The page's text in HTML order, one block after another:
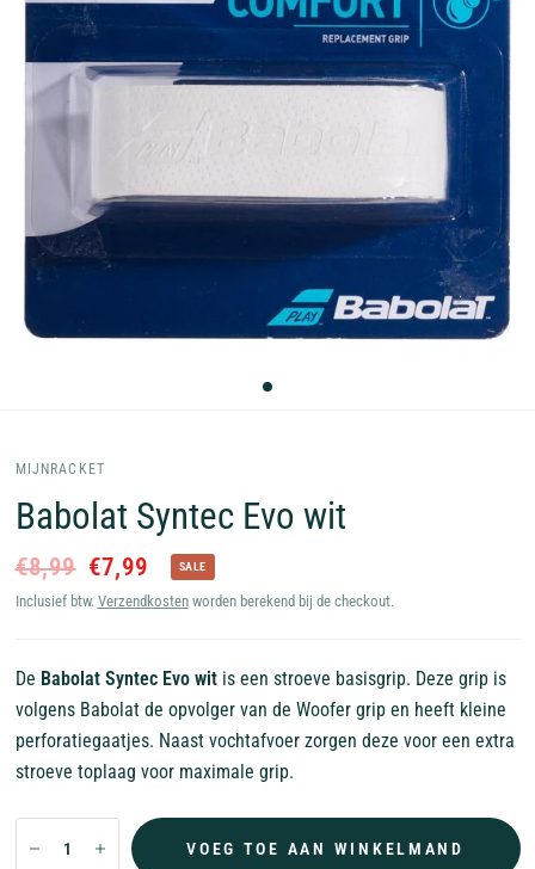
MIJNRACKET
Babolat Syntec Evo wit
€8,99 €7,99 SALE
Inclusief btw. Verzendkostenworden berekend bij de checkout.
De Babolat Syntec Evo witis een stroeve basisgrip. Deze grip is
volgens Babolat de opvolger van de Woofer grip en heeft kleine
perforatiegaatjes. Naast vochtafvoer zorgen deze voor een extra
stroeve toplaag voor maximale grip.
VOEG TOE AAN WINKELMAND